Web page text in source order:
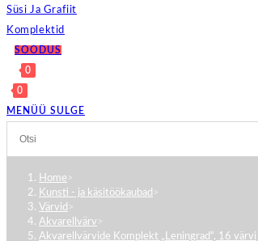
Süsi Ja Grafiit
Komplektid
SOODUS
0
0
MENÜÜ SULGE
Home >
Kunsti - ja käsitöökaubad >
Värvid >
Akvarellvärv >
Akvarellvärvide Komplekt „Leningrad“, 16 värvi